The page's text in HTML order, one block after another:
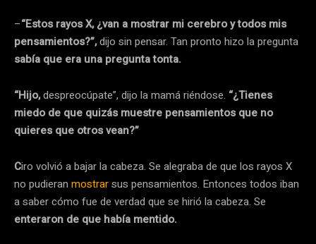
–“Estos rayos X, ¿van a mostrar mi cerebro y todos mis
pensamientos?”,dijo sin pensar. Tan pronto hizo la pregunta
sabía que era una pregunta tonta.
“Hijo,despreocúpate”, dijo la mamá riéndose. “¿Tienes
miedo de que quizás muestre pensamientos que no
quieres que otros vean?”
Ciro volvió a bajar la cabeza. Se alegraba de que los rayos X
no pudieran mostrarsus pensamientos. Entonces todos iban
a saber cómo fue de verdad que se hirió la cabeza. Se
enteraron de que había mentido.